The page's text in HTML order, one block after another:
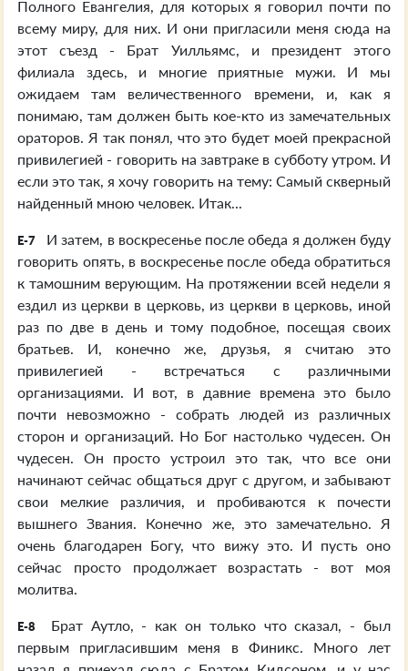
Полного Евангелия, для которых я говорил почти по
всему миру, для них. И они пригласили меня сюда на
этот съезд - Брат Уилльямс, и президент этого
филиала здесь, и многие приятные мужи. И мы
ожидаем там величественного времени, и, как я
понимаю, там должен быть кое-кто из замечательных
ораторов. Я так понял, что это будет моей прекрасной
привилегией - говорить на завтраке в субботу утром. И
если это так, я хочу говорить на тему: Самый скверный
найденный мною человек. Итак...
E-7
И затем, в воскресенье после обеда я должен буду
говорить опять, в воскресенье после обеда обратиться
к тамошним верующим. На протяжении всей недели я
ездил из церкви в церковь, из церкви в церковь, иной
раз по две в день и тому подобное, посещая своих
братьев. И, конечно же, друзья, я считаю это
привилегией - встречаться с различными
организациями. И вот, в давние времена это было
почти невозможно - собрать людей из различных
сторон и организаций. Но Бог настолько чудесен. Он
чудесен. Он просто устроил это так, что все они
начинают сейчас общаться друг с другом, и забывают
свои мелкие различия, и пробиваются к почести
вышнего Звания. Конечно же, это замечательно. Я
очень благодарен Богу, что вижу это. И пусть оно
сейчас просто продолжает возрастать - вот моя
молитва.
E-8
Брат Аутло, - как он только что сказал, - был
первым пригласившим меня в Финикс. Много лет